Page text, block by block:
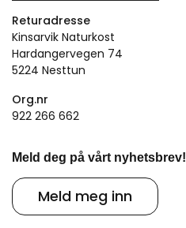
Returadresse
Kinsarvik Naturkost
Hardangervegen 74
5224 Nesttun
Org.nr
922 266 662
Meld deg på vårt nyhetsbrev!
Meld meg inn